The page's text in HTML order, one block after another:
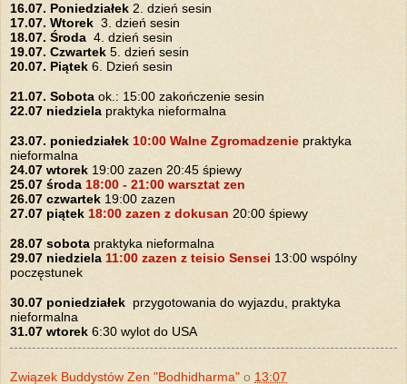
16.07. Poniedziałek 2. dzień sesin
17.07. Wtorek 3. dzień sesin
18.07. Środa 4. dzień sesin
19.07. Czwartek 5. dzień sesin
20.07. Piątek 6. Dzień sesin
21.07. Sobota ok.: 15:00 zakończenie sesin
22.07 niedziela praktyka nieformalna
23.07. poniedziałek 10:00 Walne Zgromadzenie praktyka
nieformalna
24.07 wtorek 19:00 zazen 20:45 śpiewy
25.07 środa 18:00 - 21:00 warsztat zen
26.07 czwartek 19:00 zazen
27.07 piątek 18:00 zazen z dokusan 20:00 śpiewy
28.07 sobota praktyka nieformalna
29.07 niedziela 11:00 zazen z teisio Sensei 13:00 wspólny
poczęstunek
30.07 poniedziałek przygotowania do wyjazdu, praktyka
nieformalna
31.07 wtorek 6:30 wylot do USA
Związek Buddystów Zen "Bodhidharma" o 13:07